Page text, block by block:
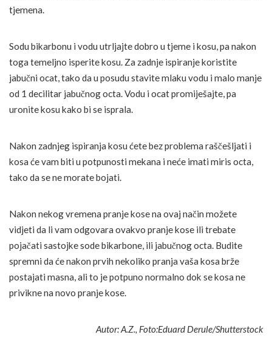
tjemena.
Sodu bikarbonu i vodu utrljajte dobro u tjeme i kosu, pa nakon
toga temeljno isperite kosu. Za zadnje ispiranje koristite
jabučni ocat, tako da u posudu stavite mlaku vodu i malo manje
od 1 decilitar jabučnog octa. Vodu i ocat promiješajte, pa
uronite kosu kako bi se isprala.
Nakon zadnjeg ispiranja kosu ćete bez problema raščešljati i
kosa će vam biti u potpunosti mekana i neće imati miris octa,
tako da se ne morate bojati.
Nakon nekog vremena pranje kose na ovaj način možete
vidjeti da li vam odgovara ovakvo pranje kose ili trebate
pojačati sastojke sode bikarbone, ili jabučnog octa. Budite
spremni da će nakon prvih nekoliko pranja vaša kosa brže
postajati masna, ali to je potpuno normalno dok se kosa ne
privikne na novo pranje kose.
Autor: A.Z., Foto:Eduard Derule/Shutterstock